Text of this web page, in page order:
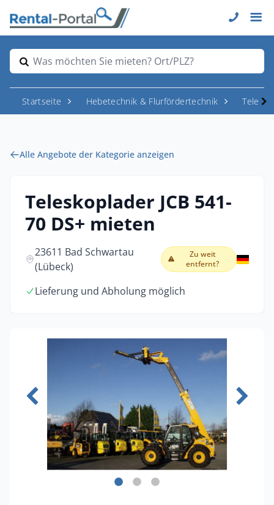
Was möchten Sie mieten? Ort/PLZ?
Startseite Hebetechnik & Flurfördertechnik
Alle Angebote der Kategorie anzeigen
Teleskoplader JCB 541-
70 DS+ mieten
23611 Bad Schwartau
(Lübeck)
Zu weit
entfernt?
Lieferung und Abholung möglich